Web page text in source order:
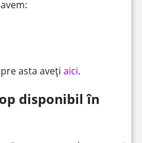
asta aveți aici.
disponibil în